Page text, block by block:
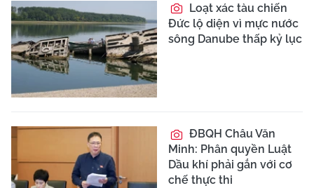
Loạt xác tàu chiến
Đức lộ diện vì mực nước
sông Danube thấp kỷ lục
ĐBQH Châu Văn
Minh: Phân quyền Luật
Dầu khí phải gắn với cơ
chế thực thi